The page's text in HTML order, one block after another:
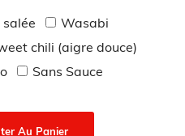
salée
Wasabi
chili (aigre douce)
Sans Sauce
Au Panier